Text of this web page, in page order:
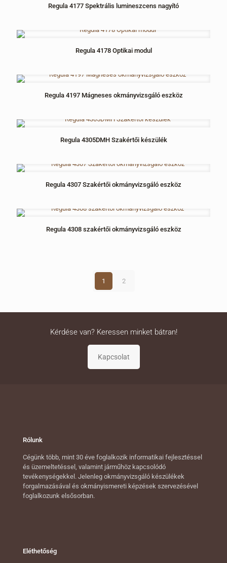
Regula 4177 Spektrális lumineszcens nagyító
Regula 4178 Optikai modul
Regula 4197 Mágneses okmányvizsgáló eszköz
Regula 4305DMH Szakértői készülék
Regula 4307 Szakértői okmányvizsgáló eszköz
Regula 4308 szakértői okmányvizsgáló eszköz
1 2
Kérdése van? Keressen minket bátran!
Rólunk
Cégünk több, mint 30 éve foglalkozik informatikai fejlesztéssel
és üzemeltetéssel, valamint járműhöz kapcsolódó
tevékenységekkel. Jelenleg okmányvizsgáló készülékek
forgalmazásával és okmányismereti képzések szervezésével
foglalkozunk elsősorban.
Eléthetőség